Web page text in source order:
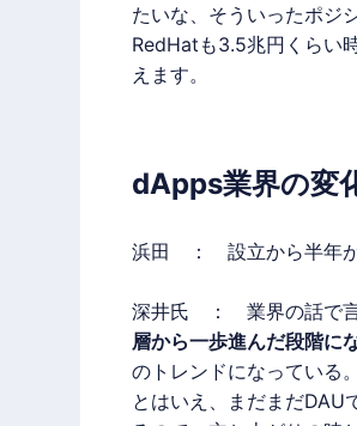
たいな、そういったポジ
RedHatも3.5兆円くらい
えます。
dApps業界の変
浜田 ： 設立から半年が
深井氏 ： 業界の話で言
層から一歩進んだ段階に
のトレンドになっている。
とはいえ、まだまだDAU